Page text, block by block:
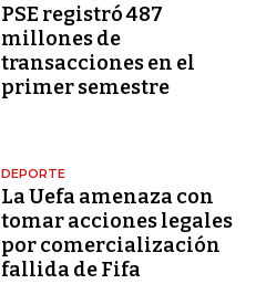
PSE registró 487
millones de
transacciones en el
primer semestre
DEPORTE
La Uefa amenaza con
tomar acciones legales
por comercialización
fallida de Fifa